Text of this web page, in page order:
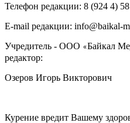
Телефон редакции: ‎‎8 (924 4)
E-mail редакции: info@baikal-
Учредитель - ООО «Байкал
редактор:
Озеров Игорь Викторович
Курение вредит Вашему